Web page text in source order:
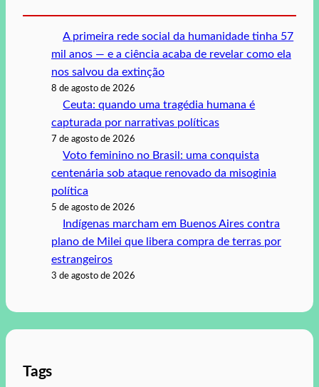
A primeira rede social da humanidade tinha 57
mil anos — e a ciência acaba de revelar como ela
nos salvou da extinção
8 de agosto de 2026
Ceuta: quando uma tragédia humana é
capturada por narrativas políticas
7 de agosto de 2026
Voto feminino no Brasil: uma conquista
centenária sob ataque renovado da misoginia
política
5 de agosto de 2026
Indígenas marcham em Buenos Aires contra
plano de Milei que libera compra de terras por
estrangeiros
3 de agosto de 2026
Tags